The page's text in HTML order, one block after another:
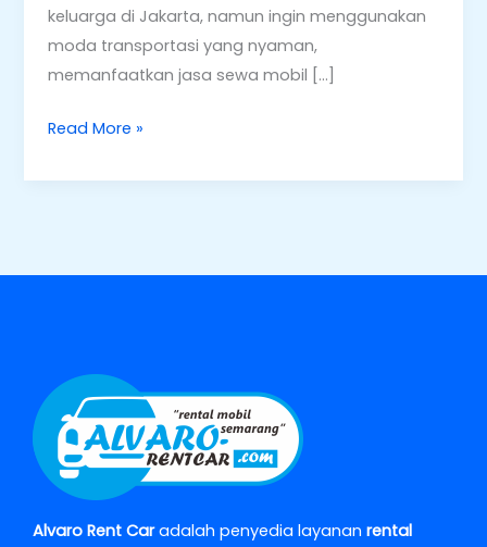
keluarga di Jakarta, namun ingin menggunakan
moda transportasi yang nyaman,
memanfaatkan jasa sewa mobil […]
Read More »
Alvaro Rent Caradalah penyedia layanan rental